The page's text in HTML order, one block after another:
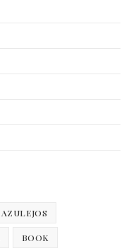
AZULEJOS
BOOK